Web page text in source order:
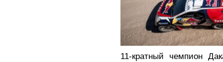
11-кратный чемпион